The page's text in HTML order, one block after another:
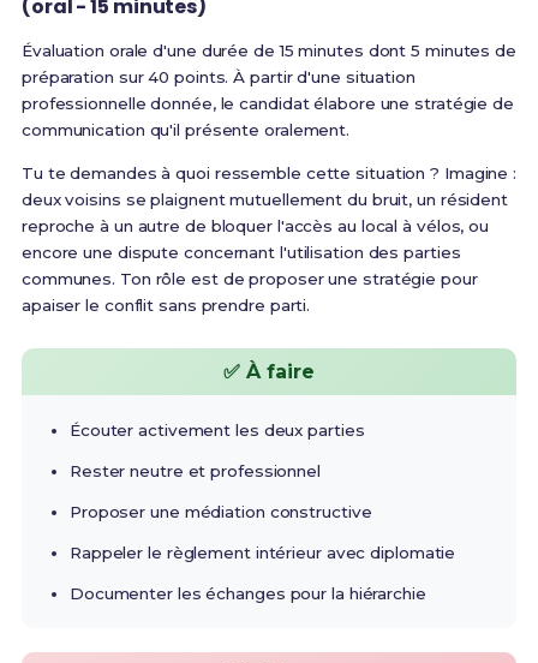
(oral - 15 minutes)
Évaluation orale d'une durée de 15 minutes dont 5 minutes de
préparation sur 40 points. À partir d'une situation
professionnelle donnée, le candidat élabore une stratégie de
communication qu'il présente oralement.
Tu te demandes à quoi ressemble cette situation ? Imagine :
deux voisins se plaignent mutuellement du bruit, un résident
reproche à un autre de bloquer l'accès au local à vélos, ou
encore une dispute concernant l'utilisation des parties
communes. Ton rôle est de proposer une stratégie pour
apaiser le conflit sans prendre parti.
✅ À faire
Écouter activement les deux parties
Rester neutre et professionnel
Proposer une médiation constructive
Rappeler le règlement intérieur avec diplomatie
Documenter les échanges pour la hiérarchie